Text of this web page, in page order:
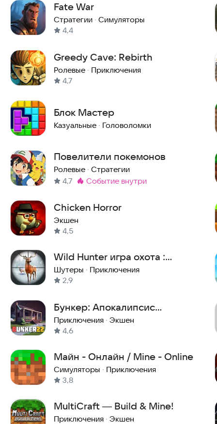
Fate War
Стратегии · Симуляторы
4,4
Greedy Cave: Rebirth
Ролевые · Приключения
4,7
Блок Мастер
Казуальные · Головоломки
Повелители покемонов
Ролевые · Стратегии
4,7
Метка:
событие внутри
Chicken Horror
Экшен
4,5
Wild Hunter игра охота :
охотничий сезон
Шутеры · Приключения
2,9
Бункер: Апокалипсис
Выживание
Приключения · Экшен
4,6
Майн - Онлайн / Mine - Online
Симуляторы · Приключения
3,8
MultiCraft ― Build & Mine!
Приключения · Экшен